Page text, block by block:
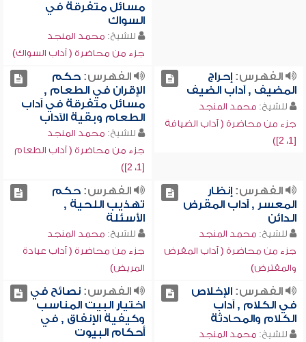
مسائل متفرقة في
السواك
للشيخ: محمد المنجد
جزء من محاضرة ( آداب السواك)
الفهرس:إحراج
المضيف , آداب الضيف
للشيخ: محمد المنجد
جزء من محاضرة ( آداب الضيافة
[1، 2])
الفهرس:حكم
الإقران في الطعام ,
مسائل متفرقة في آداب
الطعام وبقية الآداب
للشيخ: محمد المنجد
جزء من محاضرة ( آداب الطعام
[1، 2])
الفهرس:إنظار
المعسر , آداب المقرض
الدائن
للشيخ: محمد المنجد
جزء من محاضرة ( آداب المقرض
والمقترض)
الفهرس:حكم
تهذيب اللحية ,
الأسئلة
للشيخ: محمد المنجد
جزء من محاضرة ( آداب عيادة
المريض)
الفهرس:الإخلاص
في الكلام , آداب
الكلام والمحادثة
للشيخ: محمد المنجد
الفهرس:نصائح في
اختيار البيت المناسب
وكيفية الإنفاق , في
أحكام البيوت